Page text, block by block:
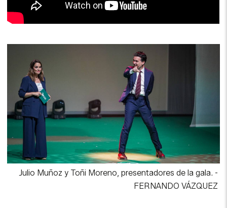
Julio Muñoz y Toñi Moreno, presentadores de la gala. -
FERNANDO VÁZQUEZ